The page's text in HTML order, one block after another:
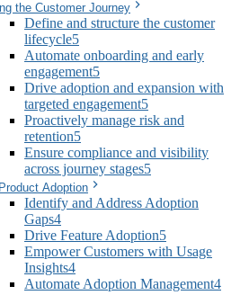
the Customer Journey
Define and structure the customer
lifecycle5
Automate onboarding and early
engagement5
Drive adoption and expansion with
targeted engagement5
Proactively manage risk and
retention5
Ensure compliance and visibility
across journey stages5
Adoption
Identify and Address Adoption
Gaps4
Drive Feature Adoption5
Empower Customers with Usage
Insights4
Automate Adoption Management4